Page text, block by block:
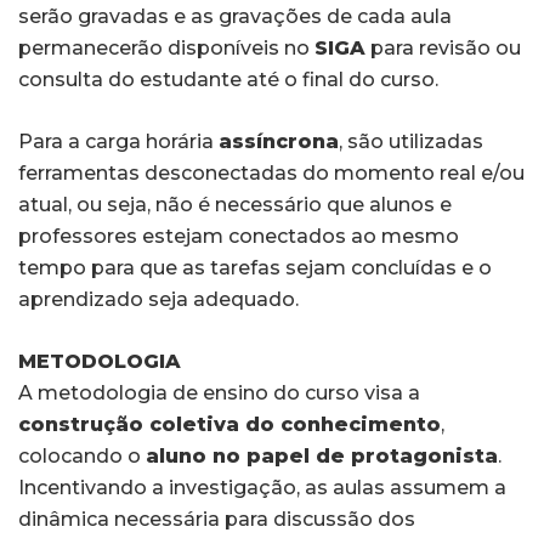
serão gravadas e as gravações de cada aula
permanecerão disponíveis no SIGA para revisão ou
consulta do estudante até o final do curso.
Para a carga horária assíncrona, são utilizadas
ferramentas desconectadas do momento real e/ou
atual, ou seja, não é necessário que alunos e
professores estejam conectados ao mesmo
tempo para que as tarefas sejam concluídas e o
aprendizado seja adequado.
METODOLOGIA
A metodologia de ensino do curso visa a
construção coletiva do conhecimento,
colocando o aluno no papel de protagonista.
Incentivando a investigação, as aulas assumem a
dinâmica necessária para discussão dos